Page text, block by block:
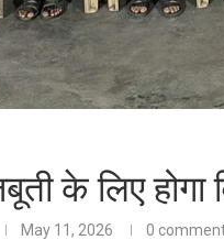
के लिए होगा
May 11, 2026 0